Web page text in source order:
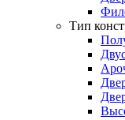
Тип